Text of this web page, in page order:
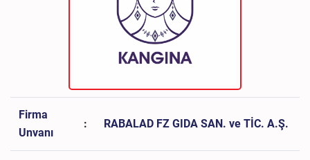
Firma
Unvanı
: RABALAD FZ GIDA SAN. ve TİC. A.Ş.